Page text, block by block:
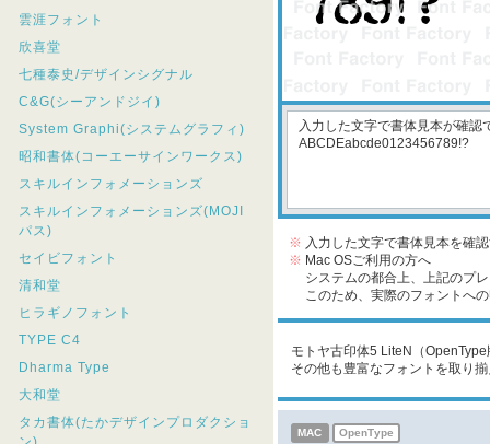
雲涯フォント
欣喜堂
七種泰史/デザインシグナル
C&G(シーアンドジイ)
System Graphi(システムグラフィ)
昭和書体(コーエーサインワークス)
スキルインフォメーションズ
スキルインフォメーションズ(MOJI
パス)
セイビフォント
清和堂
ヒラギノフォント
TYPE C4
Dharma Type
大和堂
タカ書体(たかデザインプロダクショ
※ 入力した文字で書体見本を確
※ Mac OSご利用の方へ
システムの都合上、上記のプ
このため、実際のフォントへの
モトヤ古印体5 LiteN（
その他も豊富なフォントを取り
MAC OpenType